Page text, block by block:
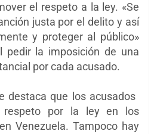
el respeto a la ley. «Se
justa por el delito y así
y proteger al público»
pedir la imposición de una
por cada acusado.
destaca que los acusados
respeto por la ley en los
Venezuela. Tampoco hay